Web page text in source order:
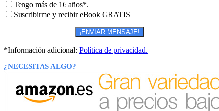
Tengo más de 16 años*.
Suscribirme y recibir eBook GRATIS.
*Información adicional: Política de privacidad.
¿NECESITAS ALGO?